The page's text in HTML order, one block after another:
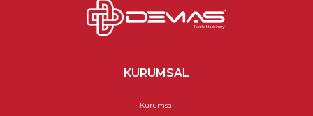
KURUMSAL
Kurumsal